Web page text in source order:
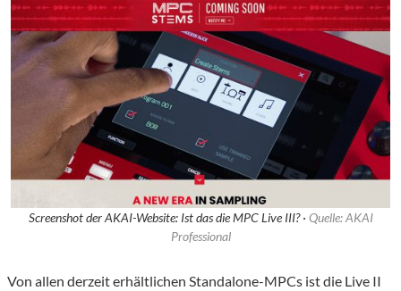
Screenshot der AKAI-Website: Ist das die MPC Live III? · Quelle: AKAI
Professional
Von allen derzeit erhältlichen Standalone-MPCs ist die Live II